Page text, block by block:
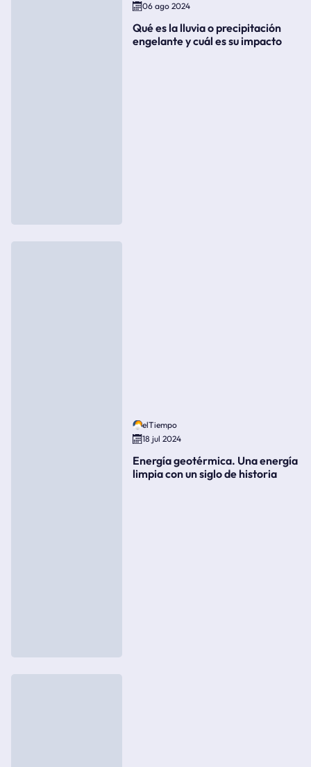
06 ago 2024
Qué es la lluvia o precipitación
engelante y cuál es su impacto
elTiempo
18 jul 2024
Energía geotérmica. Una energía
limpia con un siglo de historia